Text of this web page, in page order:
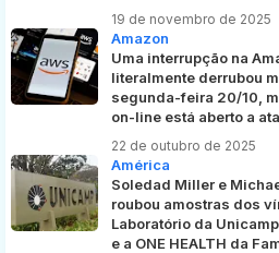
19 de novembro de 2025
Amazon
Uma interrupção na
literalmente derrubou
segunda-feira 20/10,
on-line está aberto a
22 de outubro de 2025
América
Soledad Miller e
roubou amostras dos
Laboratório da
e a ONE HEALTH da